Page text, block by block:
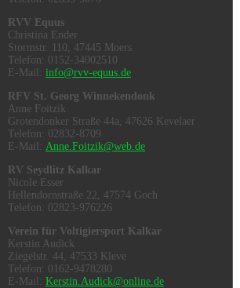
RVV Equus
Christina Ender
Stormstr. 110, 47445 Moers
Telefon: 0152-34002510
E-Mail:info@rvv-equus.de
RFV St. Georg Winnekendonk
Anne Foitzik
Grotendonker Straße 44a, 47626 Kevelaer
Telefon: 02832-8709
E-Mail: Anne.Foitzik@web.de
RV Seydlitz Kalkar
Nicole Esser
Hellendornstraße 22, 47574 Goch
Telefon: 02823-976226
Verein für Voltigiersport Kalkar
Kerstin Audick
Ziegelstr. 44, 47533 Kleve
Telefon: 0162-9478280
E-Mail:Kerstin.Audick@online.de